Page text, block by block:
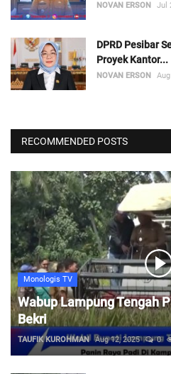
NOVAN ERSON Jul
DPRD Pesibar
Proyek Kantor...
NOVAN ERSON
RECOMMENDED POSTS
Monologis TV
Wabup Lampung Tengah
Bekri
TAUFIK KUROHMAN Aug 12, 2025 0